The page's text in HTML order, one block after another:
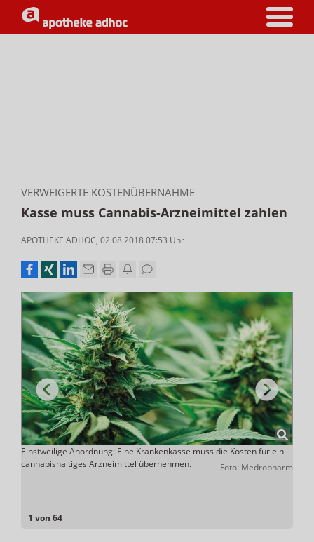
VERWEIGERTE KOSTENÜBERNAHME
Kasse muss Cannabis-Arzneimittel zahlen
APOTHEKE ADHOC, 02.08.2018 07:53 Uhr
1 von 64
Einstweilige Anordnung: Eine Krankenkasse muss die Kosten für ein
cannabishaltiges Arzneimittel übernehmen.
Foto: Medropharm